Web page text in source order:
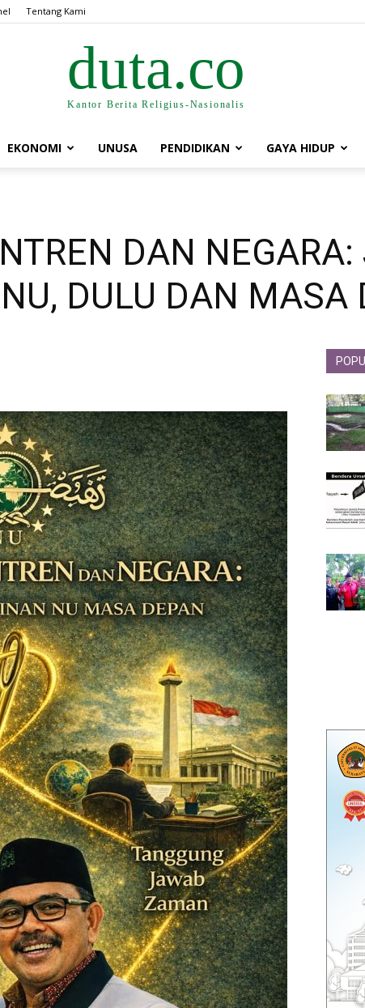
Tentang Kami
duta.co
Kantor Berita Religius-Nasionalis
EKONOMI UNUSA PENDIDIKAN GAYA HIDUP
DAN
DULU DAN MASA